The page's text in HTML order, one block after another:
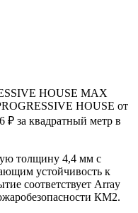
HOUSE MAX
HOUSE от
₽ за квадратный метр в
толщину 4,4 мм с
устойчивость к
соответствует Array
КМ2.